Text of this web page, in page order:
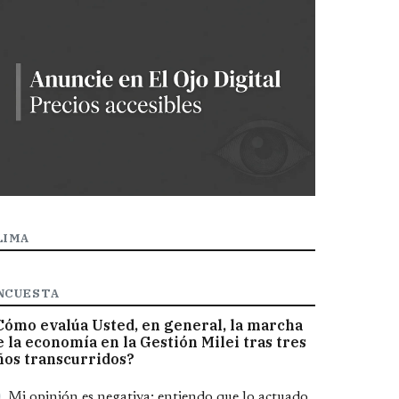
evalúa Usted, en general, la marcha
la economía en la Gestión Milei tras tres
transcurridos?